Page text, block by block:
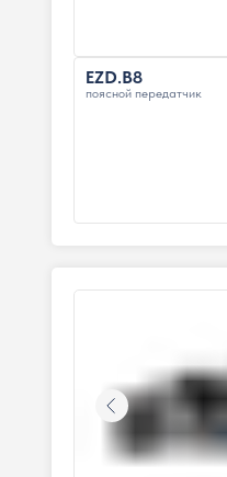
EZD.B8
поясной передатчик